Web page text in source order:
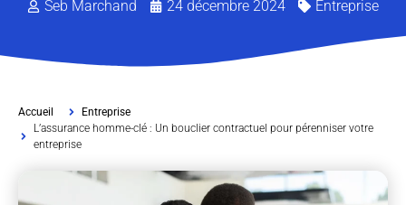
Seb Marchand 24 décembre 2024 Entreprise
Accueil
Entreprise
L’assurance homme-clé : Un bouclier contractuel pour pérenniser votre
entreprise